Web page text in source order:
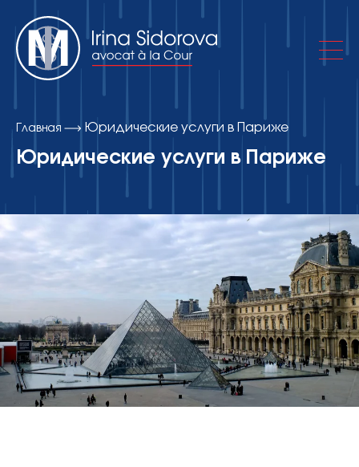
Об адвокатском кабинете
Публикации
Контакты
contact@avocatsidorova.fr
Главная Юридические услуги в Париже
Юридические услуги в Париже